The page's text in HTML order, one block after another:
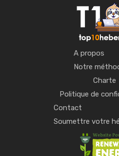
A propos
Notre
Charte
Politique de
Contact
Soumettre votre